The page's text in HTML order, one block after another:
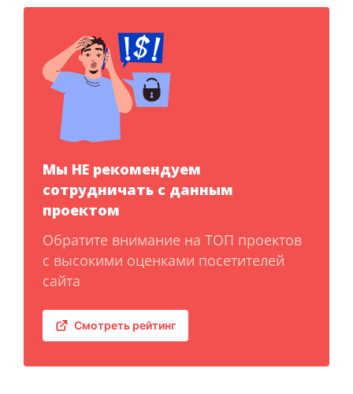
Мы НЕ рекомендуем
сотрудничать с данным
проектом
Обратите внимание на ТОП проектов
с высокими оценками посетителей
сайта
Смотреть рейтинг